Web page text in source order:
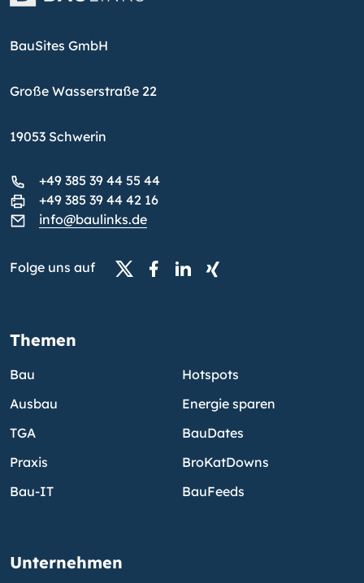
BauSites GmbH
Große Wasserstraße 22
19053 Schwerin
+49 385 39 44 55 44
+49 385 39 44 42 16
info@baulinks.de
Folge uns auf
Themen
Bau
Ausbau
TGA
Praxis
Bau-IT
Hotspots
Energie sparen
BauDates
BroKatDowns
BauFeeds
Unternehmen